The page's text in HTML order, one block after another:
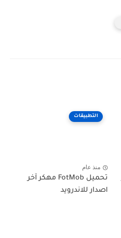
التطبيقات
منذ عام
تحميل FotMob مهكر آخر
اصدار للاندرويد